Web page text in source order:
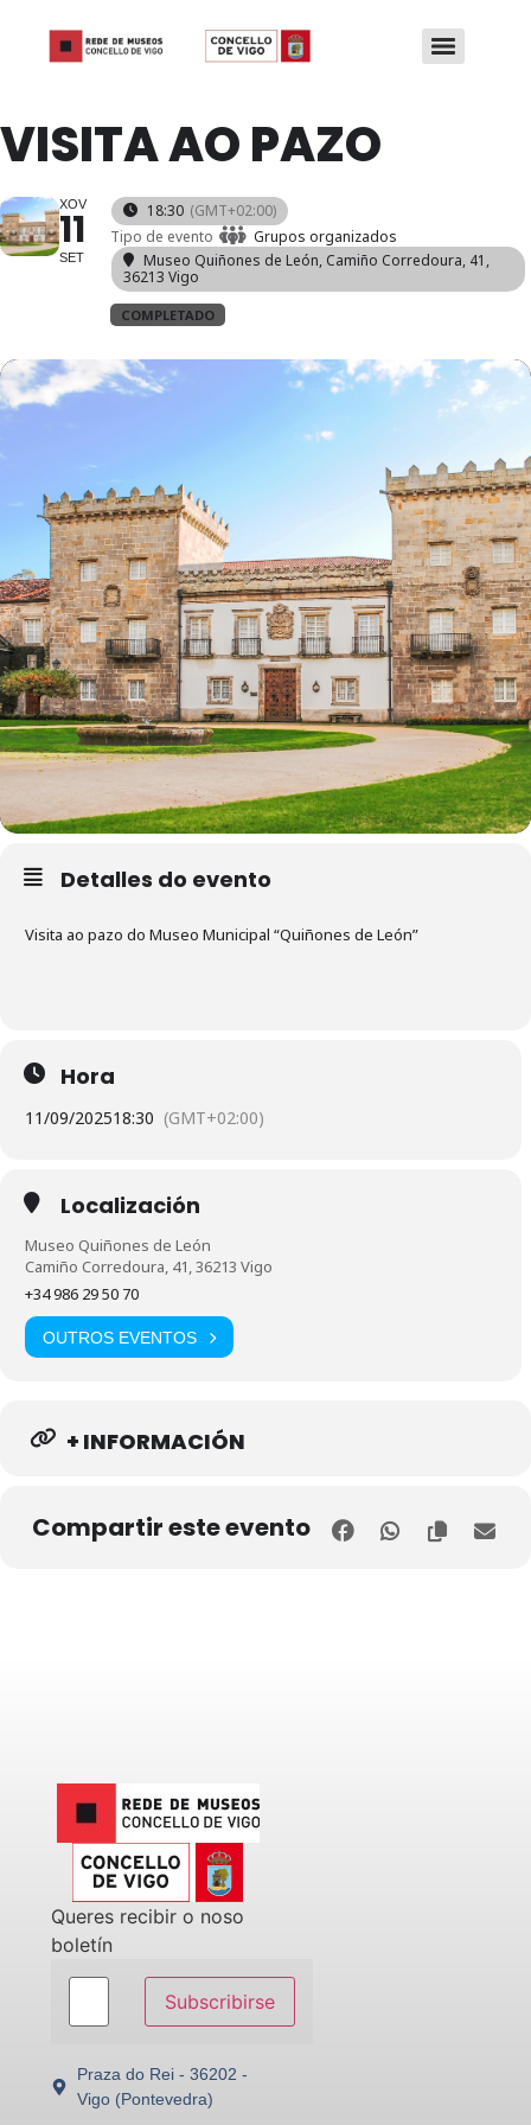
VISITA AO PAZO
XOV
11
SET
18:30 (GMT+02:00)
Tipo de evento
Grupos organizados
Museo Quiñones de León, Camiño Corredoura, 41,
36213 Vigo
COMPLETADO
Detalles do evento
Visita ao pazo do Museo Municipal “Quiñones de León”
Hora
11/09/202518:30 (GMT+02:00)
Localización
Museo Quiñones de León
Camiño Corredoura, 41, 36213 Vigo
+34 986 29 50 70
OUTROS EVENTOS
+ INFORMACIÓN
Compartir este evento
Queres recibir o noso
boletín
Subscribirse
Praza do Rei - 36202 -
Vigo (Pontevedra)